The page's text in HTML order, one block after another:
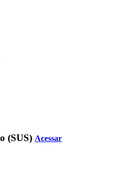
(SUS) Acessar